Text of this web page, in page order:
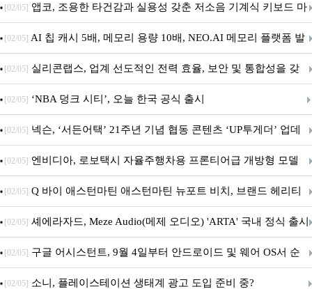
특집(1-4편)
[02/05] 앱코, 조용한 타건감과 실용성 갖춘 저소음 기계식 키보드 마
우스 세트 'KM580' 출시
[02/05] AI 칩 캐시 5배, 메모리 용량 10배, NEO.AI 메모리 플랫폼 발
표
[02/05] 실리콘랩스, 업계 선도적인 전력 효율, 보안 및 통합성을 갖
춘 초저전력 블루투스 LE SoC ‘BG2B’ 공개
[02/05] ‘NBA 덩크 시티’, 오늘 한국 공식 출시
[02/05] 넥슨, ‘서든어택’ 21주년 기념 협동 콘텐츠 ‘UP투게더’ 업데
이트
[02/05] 엔비디아, 로보택시 자율주행차용 프론티어급 개방형 모델
‘알파마요 2 슈퍼’ 상업적 이용 가능
[02/05] Q 바이 애스턴마틴 애스턴마틴 뉴포트 비치, 브랜드 헤리티
지 담은 ‘헤리티지 에디션 컬렉션’ 공개
[02/05] 셰에라자드, Meze Audio(메제 오디오) 'ARTA' 국내 정식 출시
[02/05] 구글 어시스턴트, 9월 4일부터 안드로이드 및 웨어 OS서 순
차 서비스 종료
[02/05] 소니, 플레이스테이션 생태계 광고 도입 준비 중?